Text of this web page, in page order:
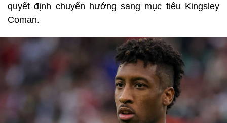
quyết định chuyển hướng sang mục tiêu Kingsley
Coman.